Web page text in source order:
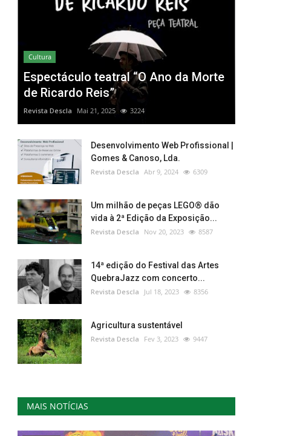
Cultura
Espectáculo teatral “O Ano da Morte
de Ricardo Reis”
Revista Descla Mai 21, 2025 3224
Desenvolvimento Web Profissional |
Gomes & Canoso, Lda.
Revista Descla Abr 9, 2024 6309
Um milhão de peças LEGO® dão
vida à 2ª Edição da Exposição...
Revista Descla Nov 20, 2023 8587
14ª edição do Festival das Artes
QuebraJazz com concerto...
Revista Descla Jul 18, 2023 8356
Agricultura sustentável
Revista Descla Fev 3, 2023 9447
MAIS NOTÍCIAS